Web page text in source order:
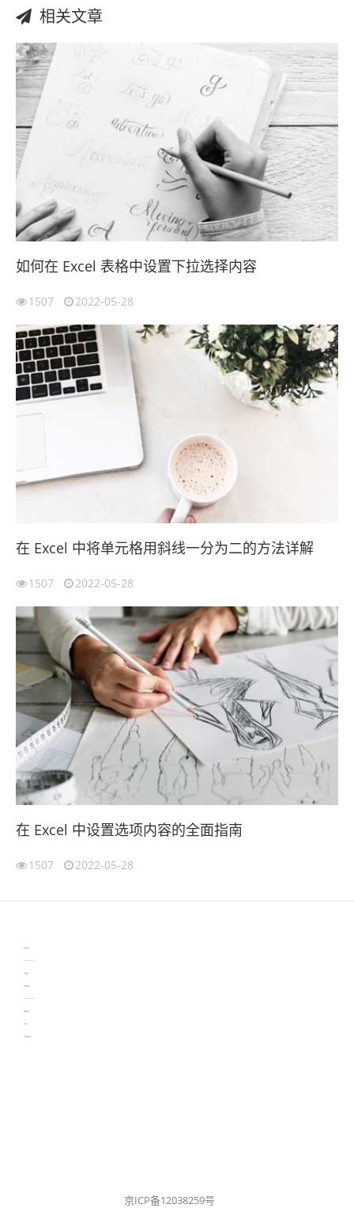
相关文章
如何在 Excel 表格中设置下拉选择内容
1507 2022-05-28
在 Excel 中将单元格用斜线一分为二的方法详解
1507 2022-05-28
在 Excel 中设置选项内容的全面指南
1507 2022-05-28
京ICP备12038259号